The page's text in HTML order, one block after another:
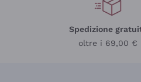
Spedizione
oltre i 69,00 €